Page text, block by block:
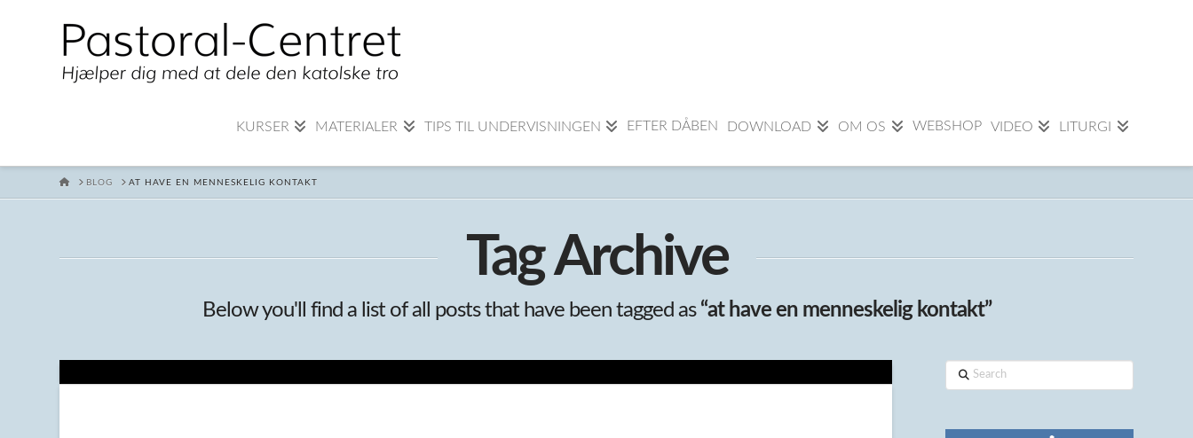
KURSER MATERIALER TIPS TIL UNDERVISNINGEN EFTER DÅBEN DOWNLOAD OM OS WEBSHOP VIDEO LITURGI
HOMEBLOG AT HAVE EN MENNESKELIG KONTAKT
Tag Archive
Below you'll find a list of all posts that have been tagged as “at have en menneskelig kontakt”
Search